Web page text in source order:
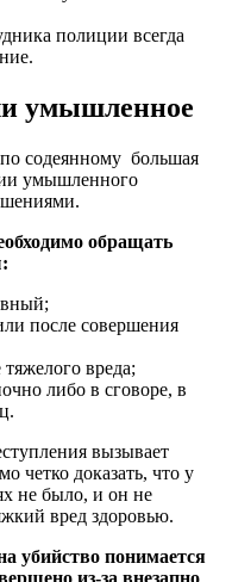
полиции всегда
умышленное
содеянному большая
умышленного
обращать
после совершения
вреда;
либо в сговоре, в
вызывает
четко доказать, что у
не было, и он не
вред здоровью.
убийство понимается